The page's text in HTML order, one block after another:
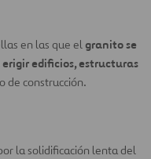
en las que el granito se
edificios, estructuras
de construcción.
la solidificación lenta del